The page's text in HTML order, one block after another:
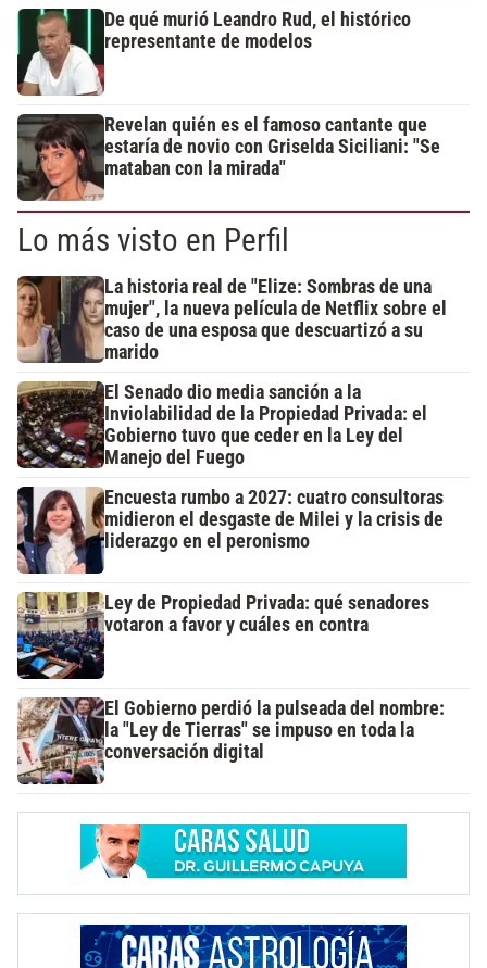
De qué murió Leandro Rud, el histórico
representante de modelos
Revelan quién es el famoso cantante que
estaría de novio con Griselda Siciliani: "Se
mataban con la mirada"
Lo más visto en Perfil
La historia real de "Elize: Sombras de una
mujer", la nueva película de Netflix sobre el
caso de una esposa que descuartizó a su
marido
El Senado dio media sanción a la
Inviolabilidad de la Propiedad Privada: el
Gobierno tuvo que ceder en la Ley del
Manejo del Fuego
Encuesta rumbo a 2027: cuatro consultoras
midieron el desgaste de Milei y la crisis de
liderazgo en el peronismo
Ley de Propiedad Privada: qué senadores
votaron a favor y cuáles en contra
El Gobierno perdió la pulseada del nombre:
la "Ley de Tierras" se impuso en toda la
conversación digital